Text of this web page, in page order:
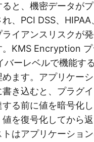
と、機密データが
、PCI DSS、HIPAA
イアンスリスクが
。KMS Encryption プ
バーレベルで機能す
ます。アプリケー
き込むと、プラグ
する前に値を暗号化
を復号化してから返
はアプリケーショ